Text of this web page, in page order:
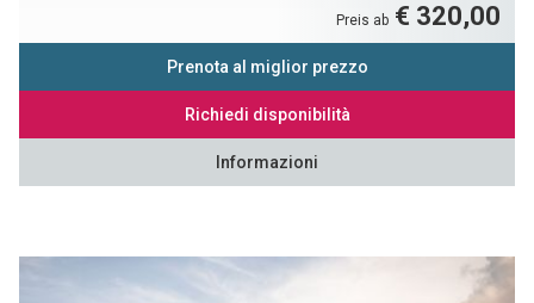
Preis ab € 320,00
Prenota al miglior prezzo
Richiedi disponibilità
Informazioni